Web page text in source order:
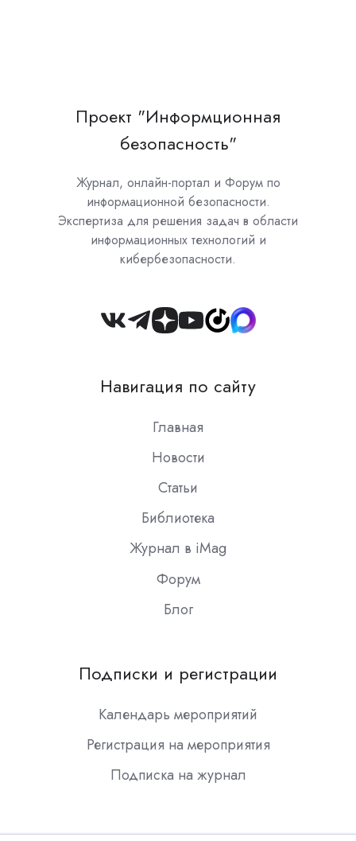
Проект "Информционная
безопасность"
Журнал, онлайн-портал и Форум по
информационной безопасности.
Экспертиза для решения задач в области
информационных технологий и
кибербезопасности.
Join
Slack
Навигация по сайту
Главная
Новости
Статьи
Библиотека
Журнал в iMag
Форум
Блог
Подписки и регистрации
Календарь мероприятий
Регистрация на мероприятия
Подписка на журнал